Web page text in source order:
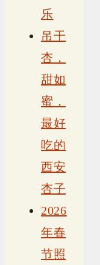
乐
吊干
杏，
甜如
蜜，
最好
吃的
西安
杏子
2026
年春
节照